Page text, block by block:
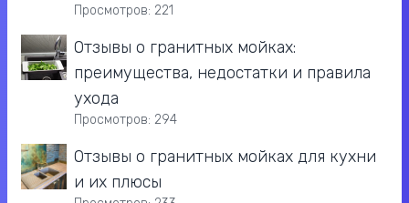
Просмотров: 221
Отзывы о гранитных мойках:
преимущества, недостатки и правила
ухода
Просмотров: 294
Отзывы о гранитных мойках для кухни
и их плюсы